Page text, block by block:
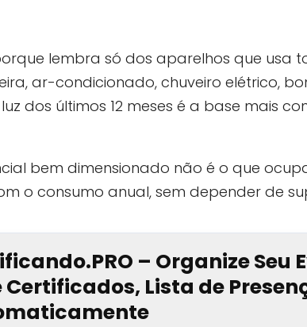
lembra só dos aparelhos que usa
ar-condicionado, chuveiro elétrico,
dos últimos 12 meses é a base mais
bem dimensionado não é o que
o consumo anual, sem depender de
– Organize Seu
Certificados, Lista de